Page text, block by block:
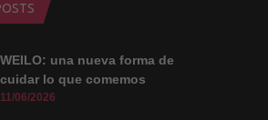
WEILO: una nueva forma de
cuidar lo que comemos
11/06/2026